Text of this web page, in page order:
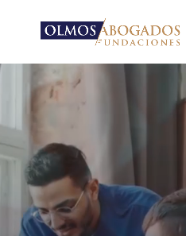
Reproductor